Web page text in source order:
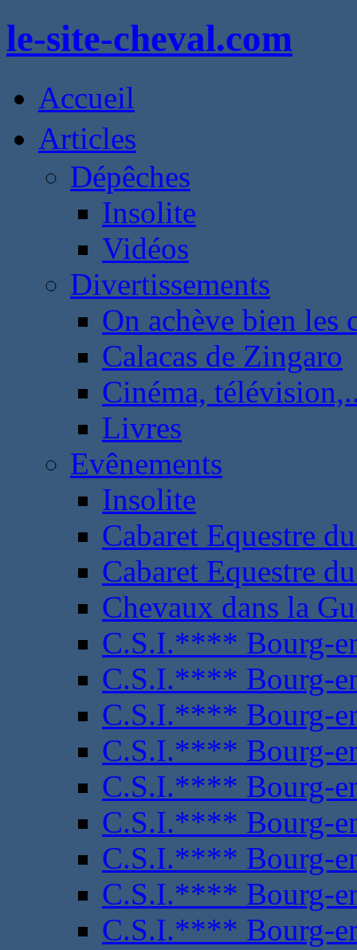
le-site-cheval.com
Accueil
Articles
Dépêches
Insolite
Vidéos
Divertissements
On achève bien les
Calacas de Zingaro
Cinéma,
Livres
Evênements
Insolite
Cabaret Equestre
Cabaret Equestre
Chevaux dans la
C.S.I.**** Bourg-
C.S.I.**** Bourg-
C.S.I.**** Bourg-
C.S.I.**** Bourg-
C.S.I.**** Bourg-
C.S.I.**** Bourg-
C.S.I.**** Bourg-
C.S.I.**** Bourg-
C.S.I.**** Bourg-